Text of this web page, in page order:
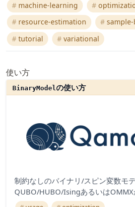
machine-learning
resource-estimation
tutorial
variational
使い方
BinaryModelの使い方
制約なしのバイナリ/スピン変数モ
QUBO/HUBO/IsingあるいはOMMX